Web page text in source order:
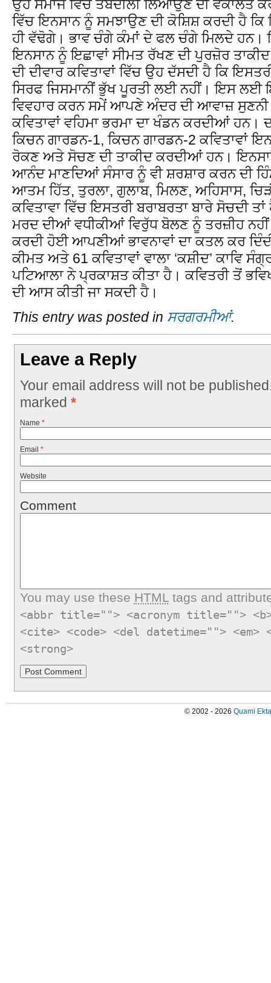
ਉਹ ਸਮਾਜ ਵਿੱਚ ਤਬਦੀਲੀ ਲਿਆਉਣ ਦੀ ਵਕਾਲਤ
ਵਿੱਚ ਇਨਸਾਨ ਨੂੰ ਸਮਝਾਉਣ ਦੀ ਕੋਸ਼ਿਸ਼ ਕਰਦੀ ਹੈ ਕਿ
ਹੀ ਵੱਢੋਗੇ। ਭਾਵ ਚੰਗੇ ਕੰਮਾਂ ਦੇ ਫਲ ਚੰਗੇ ਮਿਲਦੇ
ਇਨਸਾਨ ਨੂੰ ਇਛਾਵਾਂ ਸੀਮਤ ਰੱਖਣ ਦੀ ਪੁਰਜ਼ੋਰ
ਦੀ ਦੀਵਾਰ ਕਵਿਤਾਵਾਂ ਵਿੱਚ ਉਹ ਦੱਸਦੀ ਹੈ ਕਿ
ਸਿਰਫ ਜਿਸਮਾਨੀਂ ਭੁੱਖ ਪੂਰਤੀ ਲਈ ਨਹੀਂ। ਇਸ ਲਈ
ਵਿਵਹਾਰ ਕਰਨ ਸਮੇਂ ਆਪਣੇ ਅੰਦਰ ਦੀ ਆਵਾਜ਼ ਸੁਣਨੀ
ਕਵਿਤਾਵਾਂ ਵਹਿਮਾ ਭਰਮਾ ਦਾ ਖੰਡਨ ਕਰਦੀਆਂ ਹਨ।
ਕਿਚਨ ਗਾਰਡਨ-1, ਕਿਚਨ ਗਾਰਡਨ-2 ਕਵਿਤਾਵਾਂ
ਰੋਕਣ ਅਤੇ ਸੋਚਣ ਦੀ ਤਾਕੀਦ ਕਰਦੀਆਂ ਹਨ।
ਆਨੰਦ ਮਾਣਦਿਆਂ ਸੰਸਾਰ ਨੂੰ ਵੀ ਸ਼ਰਸ਼ਾਰ ਕਰਨ ਦੀ
ਆਤਮ ਹਿੱਤ, ਤੁਰਲਾ, ਗੁਲਾਬ, ਮਿਲਣ, ਅਹਿਸਾਸ,
ਕਵਿਤਾਵਾ ਵਿੱਚ ਇਸਤਰੀ ਬਰਾਬਰਤਾ ਬਾਰੇ ਸੋਚਦੀ
ਮਰਦ ਦੀਆਂ ਵਧੀਕੀਆਂ ਵਿਰੁੱਧ ਬੋਲਣ ਨੂੰ ਤਰਜ਼ੀਹ
ਕਰਦੀ ਹੋਈ ਆਪਣੀਆਂ ਭਾਵਨਾਵਾਂ ਦਾ ਕਤਲ ਕਰ
ਕੀਮਤ ਅਤੇ 61 ਕਵਿਤਾਵਾਂ ਵਾਲਾ ‘ਕਸ਼ੀਦ’ ਕਾਵਿ
ਪਟਿਆਲਾ ਨੇ ਪ੍ਰਕਾਸ਼ਤ ਕੀਤਾ ਹੈ। ਕਵਿਤਰੀ ਤੋਂ
ਦੀ ਆਸ ਕੀਤੀ ਜਾ ਸਕਦੀ ਹੈ।
This entry was posted in ਸਰਗਰਮੀਆਂ.
Leave a Reply
Your email address will not be
marked *
Name *
Email *
Website
Comment
You may use these HTMLtags and
<abbr title=""> <acronym title="">
<cite> <code> <del datetime="">
<strong>
© 2002 - 2026 Quami